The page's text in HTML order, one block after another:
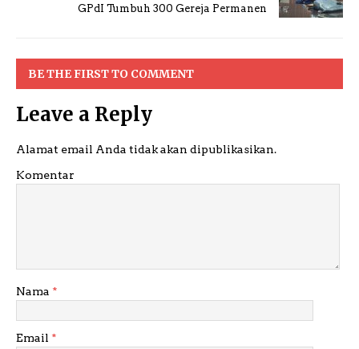
GPdI Tumbuh 300 Gereja Permanen
BE THE FIRST TO COMMENT
Leave a Reply
Alamat email Anda tidak akan dipublikasikan.
Komentar
Nama *
Email *